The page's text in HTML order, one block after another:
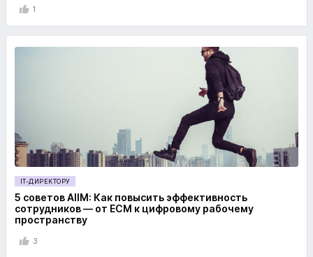
1
IT-ДИРЕКТОРУ
5 советов AIIM: Как повысить эффективность
сотрудников — от ECM к цифровому рабочему
пространству
3